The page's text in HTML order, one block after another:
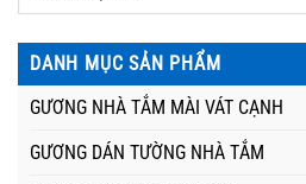
DANH MỤC SẢN PHẨM
GƯƠNG NHÀ TẮM MÀI VÁT CẠNH
GƯƠNG DÁN TƯỜNG NHÀ TẮM